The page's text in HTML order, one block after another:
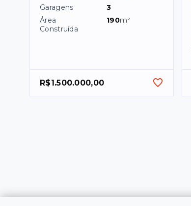
Garagens
3
Área
Construída
190m²
R$1.500.000,00